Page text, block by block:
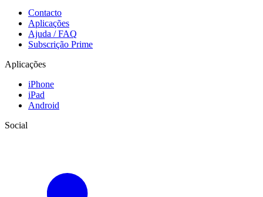
Contacto
Aplicações
Ajuda / FAQ
Subscrição Prime
Aplicações
iPhone
iPad
Android
Social